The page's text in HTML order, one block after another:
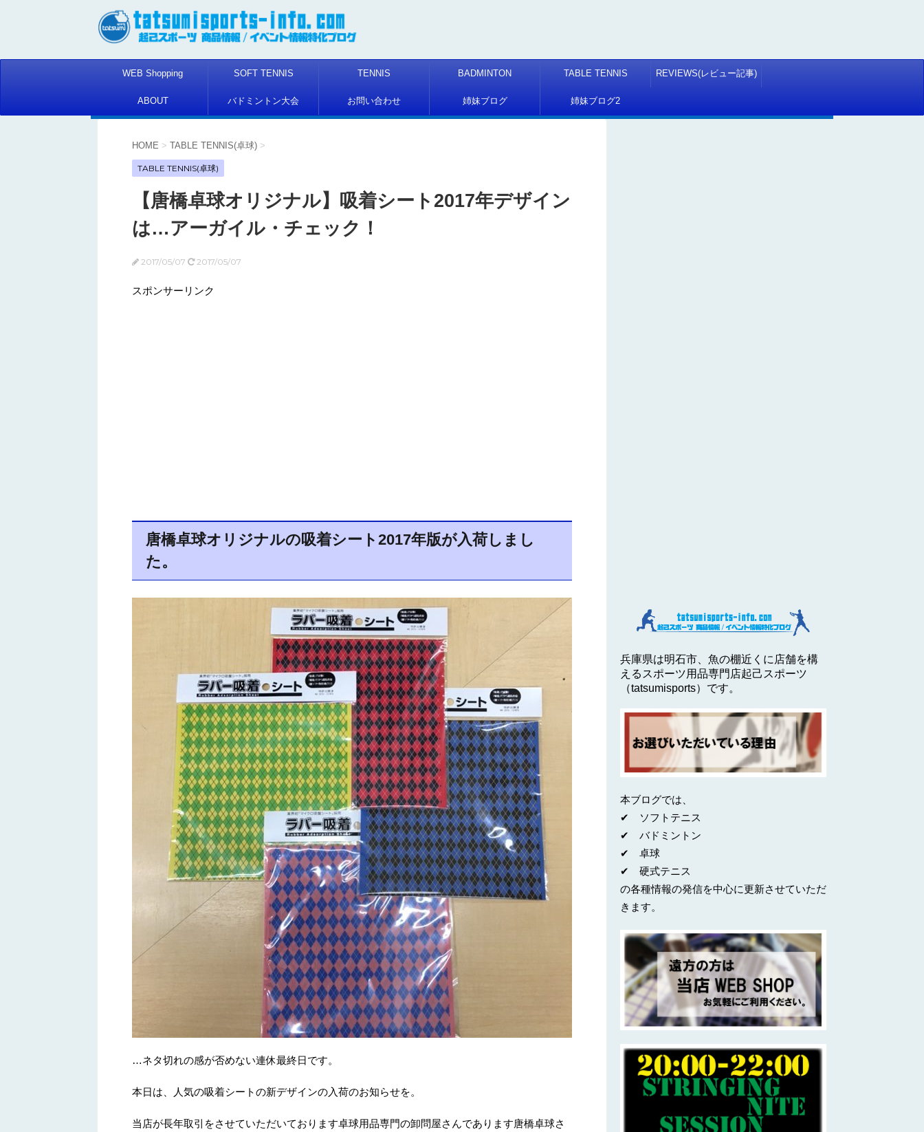
WEB Shopping SOFT TENNIS TENNIS BADMINTON TABLE TENNIS REVIEWS(レビュー記事)
ABOUT バドミントン大会 お問い合わせ 姉妹ブログ 姉妹ブログ2
HOME > TABLE TENNIS(卓球) >
TABLE TENNIS(卓球)
【唐橋卓球オリジナル】吸着シート2017年デザイン
は…アーガイル・チェック！
2017/05/07 2017/05/07
スポンサーリンク
唐橋卓球オリジナルの吸着シート2017年版が入荷しまし
た。
…ネタ切れの感が否めない連休最終日です。
本日は、人気の吸着シートの新デザインの入荷のお知らせを。
当店が長年取引をさせていただいております卓球用品専門の卸問屋さんであります唐橋卓球さ
兵庫県は明石市、魚の棚近くに店舗を構
えるスポーツ用品専門店起己スポーツ
（tatsumisports）です。
本ブログでは、
✔ ソフトテニス
✔ バドミントン
✔ 卓球
✔ 硬式テニス
の各種情報の発信を中心に更新させていただ
きます。